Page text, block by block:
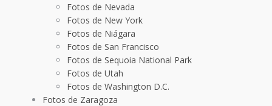
Fotos de Nevada
Fotos de New York
Fotos de Niágara
Fotos de San Francisco
Fotos de Sequoia National Park
Fotos de Utah
Fotos de Washington D.C.
Fotos de Zaragoza